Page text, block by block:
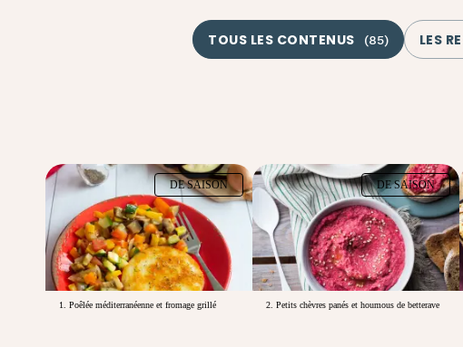
TOUS LES CONTENUS (85) LES
DE SAISON
1. Poêlée méditerranéenne et fromage grillé
DE SAISON
2. Petits chèvres panés et houmous de betterave